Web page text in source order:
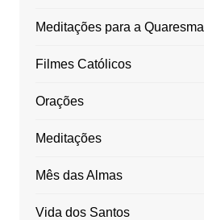
Meditações para a Quaresma
Filmes Católicos
Orações
Meditações
Mês das Almas
Vida dos Santos